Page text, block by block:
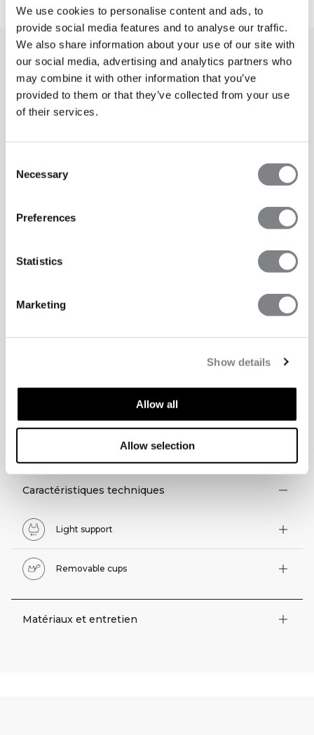
We use cookies to personalise content and ads, to
provide social media features and to analyse our traffic.
We also share information about your use of our site with
our social media, advertising and analytics partners who
may combine it with other information that you’ve
provided to them or that they’ve collected from your use
of their services.
Selection
Necessary
Preferences
Statistics
Marketing
Show details
Allow all
Allow selection
ASPECTS TECHNIQUES
Caractéristiques techniques
Light support
Removable cups
Matériaux et entretien